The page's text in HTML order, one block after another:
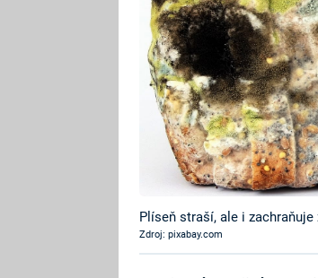
Plíseň straší, ale i zachraňuje
Zdroj: pixabay.com